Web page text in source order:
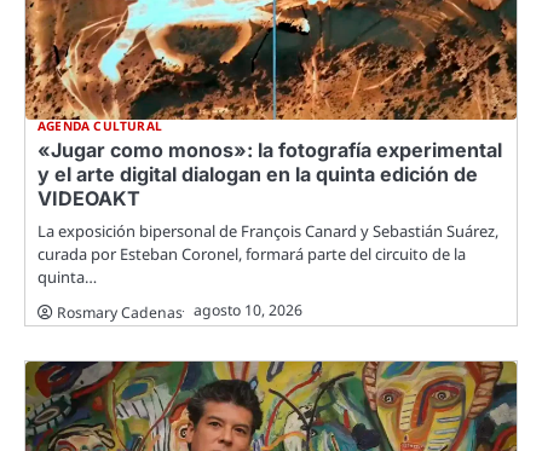
AGENDA CULTURAL
«Jugar como monos»: la fotografía experimental
y el arte digital dialogan en la quinta edición de
VIDEOAKT
La exposición bipersonal de François Canard y Sebastián Suárez,
curada por Esteban Coronel, formará parte del circuito de la
quinta…
Rosmary Cadenas agosto 10, 2026